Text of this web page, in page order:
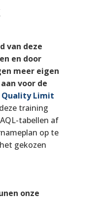
van deze
en door
meer eigen
voor de
Quality Limit
training
tabellen af
op te
gekozen
onze